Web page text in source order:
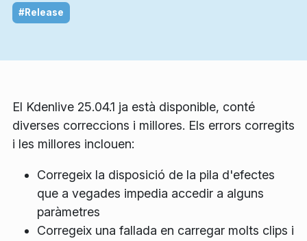
#Release
El Kdenlive 25.04.1 ja està disponible, conté
diverses correccions i millores. Els errors corregits
i les millores inclouen:
Corregeix la disposició de la pila d'efectes
que a vegades impedia accedir a alguns
paràmetres
Corregeix una fallada en carregar molts clips i